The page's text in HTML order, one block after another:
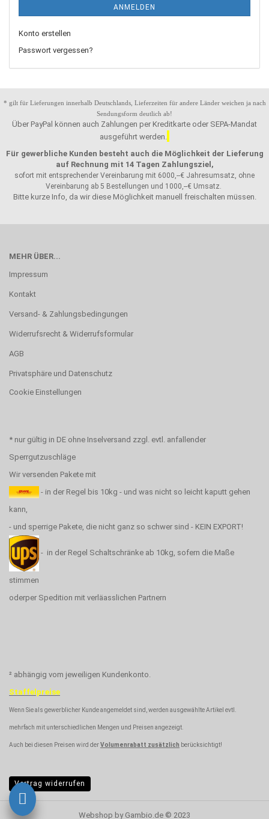
ANMELDEN
Konto erstellen
Passwort vergessen?
* gilt für Lieferungen innerhalb Deutschlands, Lieferzeiten für andere Länder weichen ja nach
Sendungsform deutlich ab!
Über PayPal können auch Zahlungen per Kreditkarte oder SEPA-Mandat
ausgeführt werden.
Für gewerbliche Kunden besteht auch die Möglichkeit der Lieferung
auf Rechnung mit 14 Tagen Zahlungsziel,
sofort mit entsprechender Vereinbarung mit 6000,--€ Jahresumsatz, ohne
Vereinbarung ab 5 Bestellungen und 1000,--€ Umsatz.
Bitte kurze Info, da wir diese Möglichkeit manuell freischalten müssen.
MEHR ÜBER...
Impressum
Kontakt
Versand- & Zahlungsbedingungen
Widerrufsrecht & Widerrufsformular
AGB
Privatsphäre und Datenschutz
Cookie Einstellungen
* nur gültig in DE ohne Inselversand zzgl. evtl. anfallender
Sperrgutzuschläge
Wir versenden Pakete mit
- in der Regel bis 10kg - und was nicht so leicht kaputt gehen
kann,
- und sperrige Pakete, die nicht ganz so schwer sind - KEIN EXPORT!
- in der Regel Schaltschränke ab 10kg, sofern die Maße
stimmen
oderper Spedition mit verläasslichen Partnern
² abhängig vom jeweiligen Kundenkonto.
Staffelpreise
Wenn Sie als gewerblicher Kunde angemeldet sind, werden ausgewählte Artikel evtl.
mehrfach mit unterschiedlichen Mengen und Preisen angezeigt.
Auch bei diesen Preisen wird derVolumenrabatt zusätzlich berücksichtigt!
Vertrag widerrufen
Webshop by Gambio.de © 2023